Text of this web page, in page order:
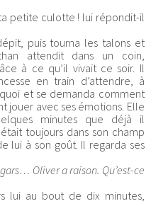
petite culotte ! lui répondit-il
puis tourna les talons et
attendit dans un coin,
à ce qu’il vivait ce soir. Il
en train d’attendre, à
et se demanda comment
jouer avec ses émotions. Elle
minutes que déjà il
toujours dans son champ
lui à son goût. Il regarda ses
Oliver a raison. Qu’est-ce
lui au bout de dix minutes,